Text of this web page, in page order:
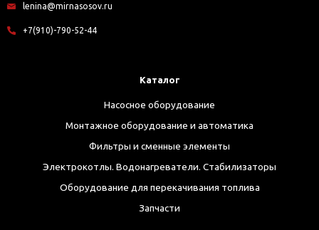
lenina@mirnasosov.ru
+7(910)-790-52-44
Каталог
Насосное оборудование
Монтажное оборудование и автоматика
Фильтры и сменные элементы
Электрокотлы. Водонагреватели. Стабилизаторы
Оборудование для перекачивания топлива
Запчасти